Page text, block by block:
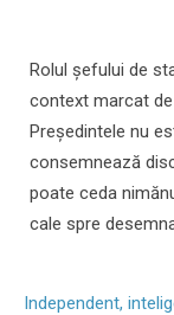
Rolul şefului de
context marcat
Preşedintele nu
consemnează
poate ceda
cale spre
Independent,